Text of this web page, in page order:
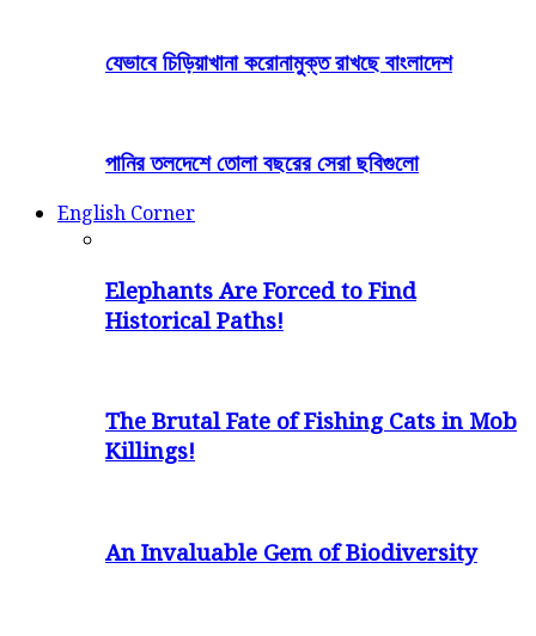
যেভাবে চিড়িয়াখানা করোনামুক্ত রাখছে বাংলাদেশ
পানির তলদেশে তোলা বছরের সেরা ছবিগুলো
English Corner
Elephants Are Forced to Find
Historical Paths!
The Brutal Fate of Fishing Cats in Mob
Killings!
An Invaluable Gem of Biodiversity